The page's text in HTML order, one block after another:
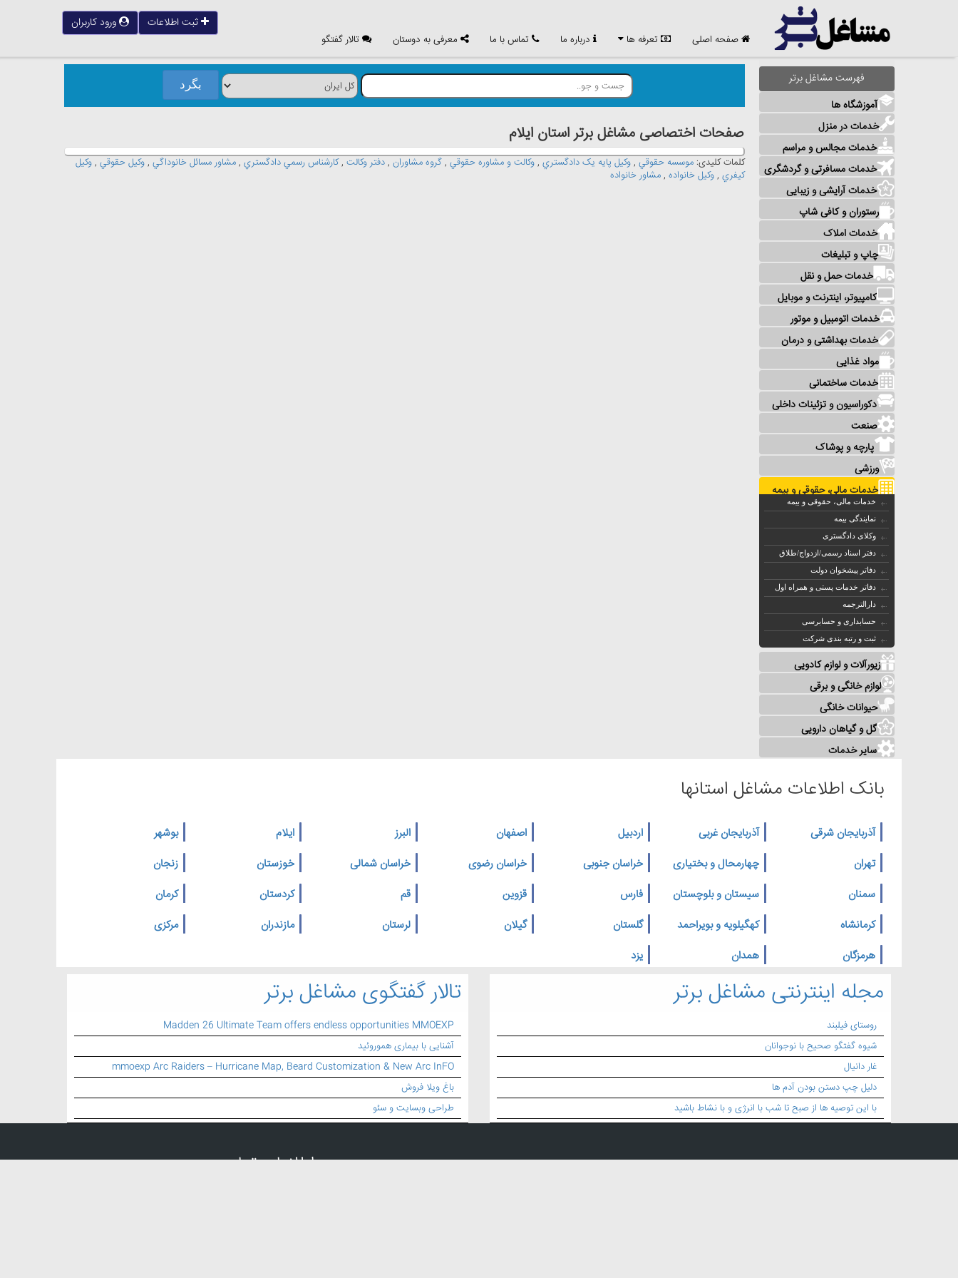
صفحه اصلی تعرفه ها درباره ما تماس با ما معرفی به دوستان تالار گفتگو
ثبت اطلاعات ورود کاربران
فهرست مشاغل برتر
آموزشگاه ها
خدمات در منزل
خدمات مجالس و مراسم
خدمات مسافرتی و گردشگری
خدمات آرایشی و زیبایی
رستوران و کافی شاپ
خدمات املاک
چاپ و تبلیغات
خدمات حمل و نقل
کامپیوتر، اینترنت و موبایل
خدمات اتومبیل و موتور
خدمات بهداشتی و درمان
مواد غذایی
خدمات ساختمانی
دکوراسیون و تزئینات داخلی
صنعت
پارچه و پوشاک
ورزشی
خدمات مالی، حقوقی و بیمه
خدمات مالی، حقوقی و بیمه
نمایندگی بیمه
وکلای دادگستری
دفتر اسناد رسمی/ازدواج/طلاق
دفاتر پیشخوان دولت
دفاتر خدمات پستی و همراه اول
دارالترجمه
حسابداری و حسابرسی
ثبت و رتبه بندی شرکت
زیورآلات و لوازم کادویی
لوازم خانگی و برقی
حیوانات خانگی
گل و گیاهان دارویی
سایر خدمات
صفحات اختصاصی مشاغل برتر استان ايلام
کلمات کلیدی: موسسه حقوقي , وکيل پايه يک دادگستري , وکالت و مشاوره حقوقي , گروه مشاوران , دفتر وکالت ,کارشناس رسمي دادگستري , مشاور مسائل خانوداگي , وکيل حقوقي , وکيل
کيفري , وکيل خانواده , مشاور خانواده
بانک اطلاعات مشاغل استانها
آذربایجان شرقی آذربایجان غربی اردبیل اصفهان البرز ایلام
بوشهر
تهران
چهارمحال و بختیاری خراسان جنوبی خراسان رضوی خراسان شمالی خوزستان
زنجان
سمنان
سیستان و بلوچستان فارس قزوین قم کردستان
کرمان
کرمانشاه
کهگیلویه و بویراحمد گلستان گیلان لرستان مازندران
مرکزی
هرمزگان
همدان یزد
تالار گفتگوی مشاغل برتر
Madden 26 Ultimate Team offers endless opportunities MMOEXP
آشنایی با بیماری هموروئید
mmoexp Arc Raiders – Hurricane Map, Beard Customization & New Arc InFO
باغ ویلا فروش
طراحی وبسایت و سئو
مجله اینترنتی مشاغل برتر
روستای فیلبند
شیوه گفتگو صحیح با نوجوانان
غار دانیال
دلیل چپ دستن بودن آدم ها
با این توصیه ها از صبح تا شب با انرژی و با نشاط باشید
اطلاعات تماس